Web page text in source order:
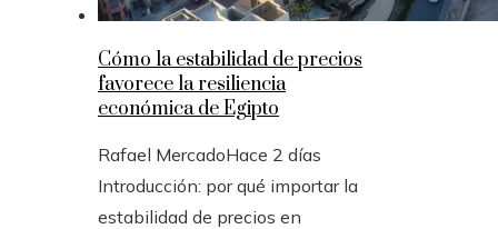
Cómo la estabilidad de precios
favorece la resiliencia
económica de Egipto
Rafael MercadoHace 2 días
Introducción: por qué importar la
estabilidad de precios en